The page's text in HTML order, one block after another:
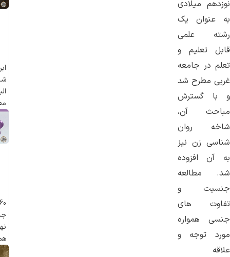
نوزدهم میلادی
به عنوان یک
رشته علمی
قابل تعلیم و
تعلم در جامعه
غربی مطرح شد
و با گسترش
مباحث آن،
شاخه روان
شناسی زن نیز
به آن افزوده
شد. مطالعه
جنسیت و
تفاوت های
جنسی همواره
مورد توجه و
علاقه